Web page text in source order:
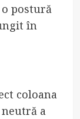
postură
în
coloana
a